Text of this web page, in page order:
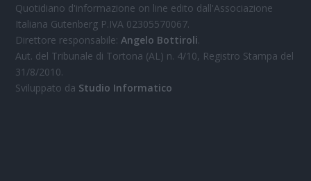
Quotidiano d'informazione on line edito dall'Associazione
Italiana Gutenberg P.IVA 02305570067.
Direttore responsabile:Angelo Bottiroli.
Aut. del Tribunale di Tortona (AL) n. 4/10, Registro Stampa del
31/8/2010.
Sviluppato da Studio Informatico